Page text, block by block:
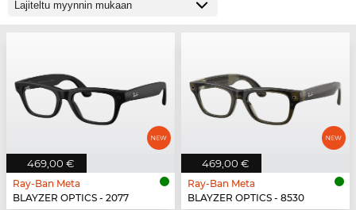
469,00 €
Ray-Ban Meta
BLAYZER OPTICS - 2077
469,00 €
Ray-Ban Meta
BLAYZER OPTICS - 8530